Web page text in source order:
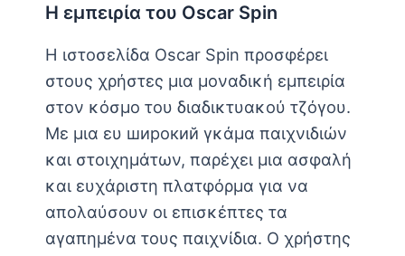
Η εμπειρία του Oscar Spin
Η ιστοσελίδα Oscar Spin προσφέρει
στους χρήστες μια μοναδική εμπειρία
στον κόσμο του διαδικτυακού τζόγου.
Με μια ευ широкий γκάμα παιχνιδιών
και στοιχημάτων, παρέχει μια ασφαλή
και ευχάριστη πλατφόρμα για να
απολαύσουν οι επισκέπτες τα
αγαπημένα τους παιχνίδια. Ο χρήστης